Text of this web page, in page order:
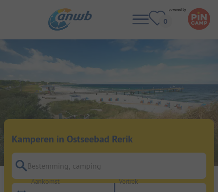
Kamperen in Ostseebad Rerik
Bestemming, camping
Aankomst Vertrek